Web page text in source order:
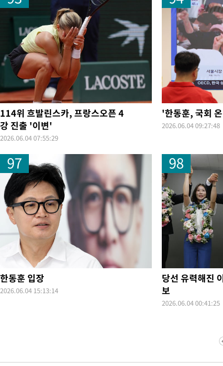
114위 흐발린스카, 프랑스오픈 4
강 진출 '이변'
2026.06.04 07:55:29
'한동훈, 국회
2026.06.04 09:27:48
97
한동훈 입장
2026.06.04 15:13:14
98
당선 유력해진
보
2026.06.04 00:41:25